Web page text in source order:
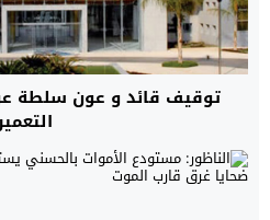
توقيف قائد و عون سلطة